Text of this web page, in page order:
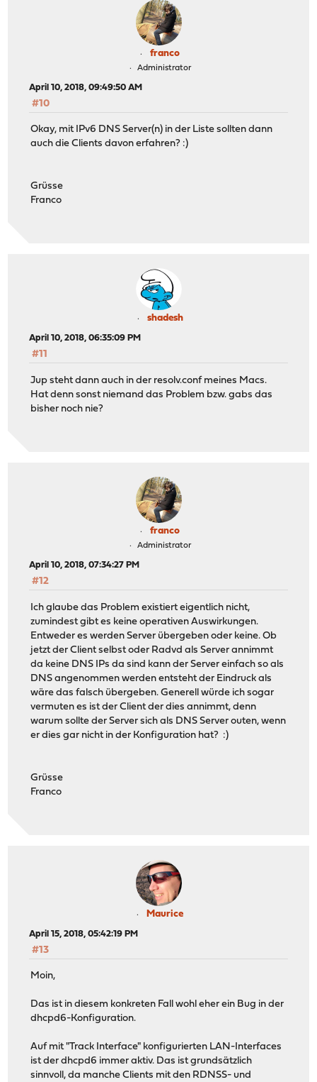
franco
Administrator
April 10, 2018, 09:49:50 AM
#10
Okay, mit IPv6 DNS Server(n) in der Liste sollten dann
auch die Clients davon erfahren? :)
Grüsse
Franco
shadesh
April 10, 2018, 06:35:09 PM
#11
Jup steht dann auch in der resolv.conf meines Macs.
Hat denn sonst niemand das Problem bzw. gabs das
bisher noch nie?
franco
Administrator
April 10, 2018, 07:34:27 PM
#12
Ich glaube das Problem existiert eigentlich nicht,
zumindest gibt es keine operativen Auswirkungen.
Entweder es werden Server übergeben oder keine. Ob
jetzt der Client selbst oder Radvd als Server annimmt
da keine DNS IPs da sind kann der Server einfach so als
DNS angenommen werden entsteht der Eindruck als
wäre das falsch übergeben. Generell würde ich sogar
vermuten es ist der Client der dies annimmt, denn
warum sollte der Server sich als DNS Server outen, wenn
er dies gar nicht in der Konfiguration hat? :)
Grüsse
Franco
Maurice
April 15, 2018, 05:42:19 PM
#13
Moin,
Das ist in diesem konkreten Fall wohl eher ein Bug in der
dhcpd6-Konfiguration.
Auf mit "Track Interface" konfigurierten LAN-Interfaces
ist der dhcpd6 immer aktiv. Das ist grundsätzlich
sinnvoll, da manche Clients mit den RDNSS- und